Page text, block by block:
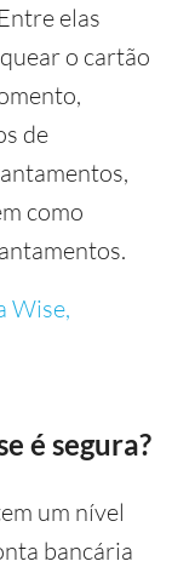
elas
o cartão
de
como
Wise,
é segura?
um nível
bancária